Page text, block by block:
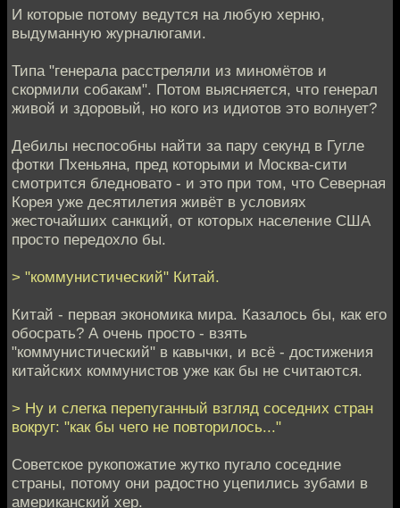
И которые потому ведутся на любую херню,
выдуманную журналюгами.
Типа "генерала расстреляли из миномётов и
скормили собакам". Потом выясняется, что генерал
живой и здоровый, но кого из идиотов это волнует?
Дебилы неспособны найти за пару секунд в Гугле
фотки Пхеньяна, пред которыми и Москва-сити
смотрится бледновато - и это при том, что Северная
Корея уже десятилетия живёт в условиях
жесточайших санкций, от которых население США
просто передохло бы.
> "коммунистический" Китай.
Китай - первая экономика мира. Казалось бы, как его
обосрать? А очень просто - взять
"коммунистический" в кавычки, и всё - достижения
китайских коммунистов уже как бы не считаются.
> Ну и слегка перепуганный взгляд соседних стран
вокруг: "как бы чего не повторилось..."
Советское рукопожатие жутко пугало соседние
страны, потому они радостно уцепились зубами в
американский хер.